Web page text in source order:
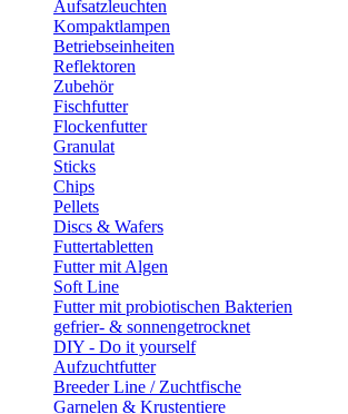
Aufsatzleuchten
Kompaktlampen
Betriebseinheiten
Reflektoren
Zubehör
Fischfutter
Flockenfutter
Granulat
Sticks
Chips
Pellets
Discs & Wafers
Futtertabletten
Futter mit Algen
Soft Line
Futter mit probiotischen Bakterien
gefrier- & sonnengetrocknet
DIY - Do it yourself
Aufzuchtfutter
Breeder Line / Zuchtfische
Garnelen & Krustentiere